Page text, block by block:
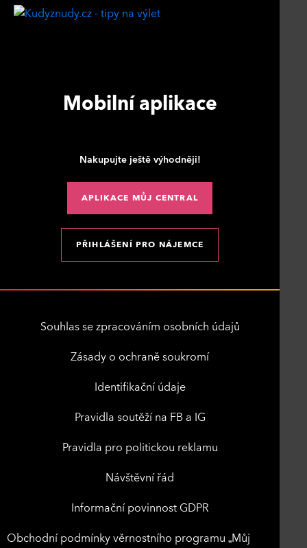
Mobilní aplikace
Nakupujte ještě výhodněji!
APLIKACE MŮJ CENTRAL
PŘIHLÁŠENÍ PRO NÁJEMCE
Souhlas se zpracováním osobních údajů
Zásady o ochraně soukromí
Identifikační údaje
Pravidla soutěží na FB a IG
Pravidla pro politickou reklamu
Návštěvní řád
Informační povinnost GDPR
Obchodní podmínky věrnostního programu „Můj